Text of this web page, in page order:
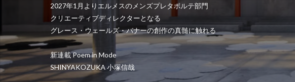
2027年1月よりエルメスのメンズプレタポルテ部門
クリエーティブディレクターとなる
グレース・ウェールズ・バナーの創作の真髄に触れる
新連載 Poem in Mode
SHINYAKOZUKA 小塚信哉